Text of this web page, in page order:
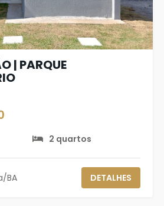
| PARQUE
2 quartos
BA DETALHES